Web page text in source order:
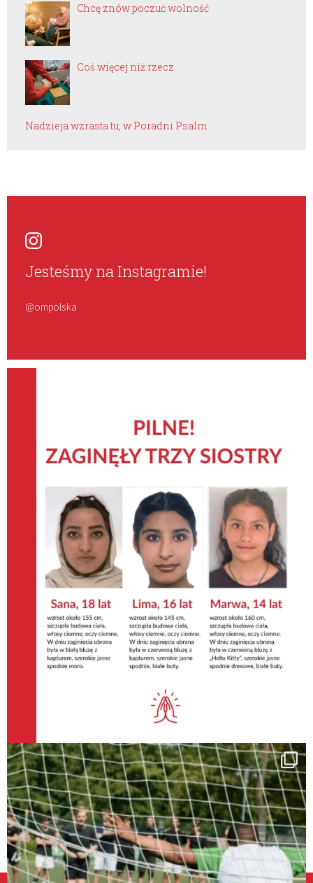
Chcę znów poczuć wolność
Coś więcej niż rzecz
Nadzieja wzrasta tu, w Poradni Psalm
Jesteśmy na Instagramie!
@ompolska